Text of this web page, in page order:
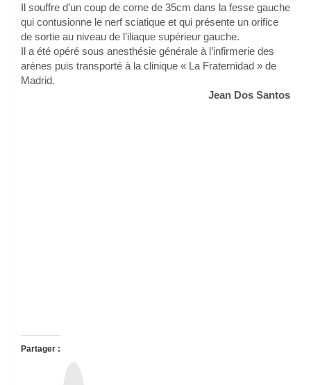
Il souffre d’un coup de corne de 35cm dans la fesse gauche
qui contusionne le nerf sciatique et qui présente un orifice
de sortie au niveau de l’iliaque supérieur gauche.
Il a été opéré sous anesthésie générale à l’infirmerie des
arènes puis transporté à la clinique « La Fraternidad » de
Madrid.
Jean Dos Santos
Partager :